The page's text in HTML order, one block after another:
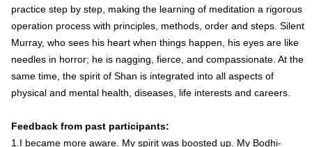
practice step by step, making the learning of meditation a rigorous
operation process with principles, methods, order and steps. Silent
Murray, who sees his heart when things happen, his eyes are like
needles in horror; he is nagging, fierce, and compassionate. At the
same time, the spirit of Shan is integrated into all aspects of
physical and mental health, diseases, life interests and careers.
Feedback from past participants:
1.I became more aware. My spirit was boosted up. My Bodhi-